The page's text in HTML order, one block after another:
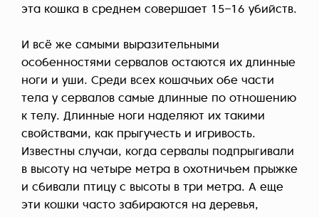
эта кошка в среднем совершает 15–16 убийств.
И всё же самыми выразительными
особенностями сервалов остаются их длинные
ноги и уши. Среди всех кошачьих обе части
тела у сервалов самые длинные по отношению
к телу. Длинные ноги наделяют их такими
свойствами, как прыгучесть и игривость.
Известны случаи, когда сервалы подпрыгивали
в высоту на четыре метра в охотничьем прыжке
и сбивали птицу с высоты в три метра. А еще
эти кошки часто забираются на деревья,